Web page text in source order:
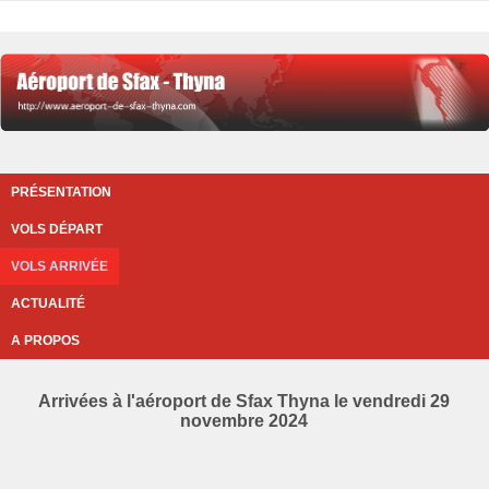
PRÉSENTATION
VOLS DÉPART
VOLS ARRIVÉE
ACTUALITÉ
A PROPOS
Arrivées à l'aéroport de Sfax Thyna le vendredi 29
novembre 2024